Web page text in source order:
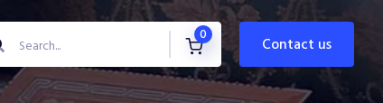
0 contact us